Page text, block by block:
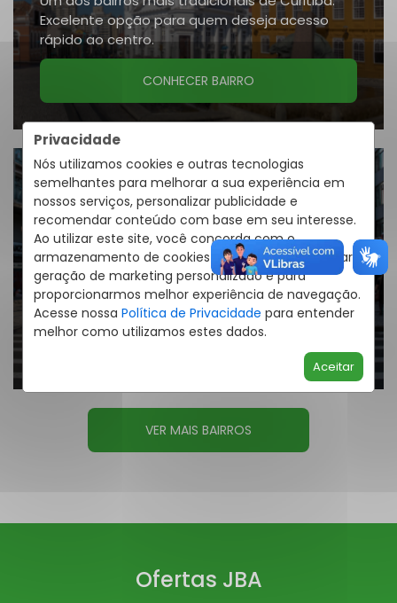
Privacidade
Nós utilizamos cookies e outras tecnologias
semelhantes para melhorar a sua experiência em
nossos serviços, personalizar publicidade e
recomendar conteúdo com base em seu interesse.
Ao utilizar este site, você concorda com o
armazenamento de cookies em seu dispositivo para
geração de marketing personalizado e para
proporcionarmos melhor experiência de navegação.
Acesse nossa Política de Privacidade para entender
melhor como utilizamos estes dados.
Aceitar
Excelente opção para quem deseja acesso
rápido ao centro.
CONHECER BAIRRO
Boqueirão
Um dos maiores bairros de Curitiba. Completo
para viver bem e com comodidade.
CONHECER BAIRRO
VER MAIS BAIRROS
Ofertas JBA